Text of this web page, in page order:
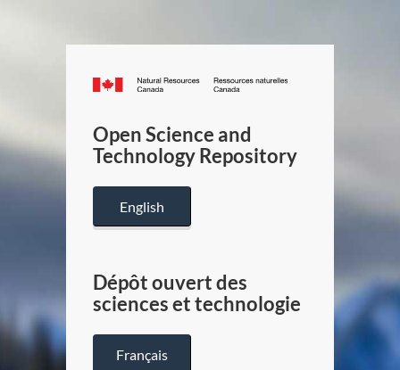
Canada.ca
/
Canada
Open Science and
Technology Repository
English
Dépôt ouvert des
sciences et technologie
Français